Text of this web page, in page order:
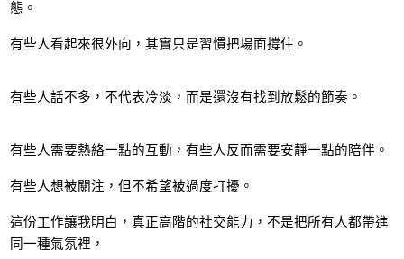
態。
有些人看起來很外向，其實只是習慣把場面撐住。
有些人話不多，不代表冷淡，而是還沒有找到放鬆的節奏。
有些人需要熱絡一點的互動，有些人反而需要安靜一點的陪伴。
有些人想被關注，但不希望被過度打擾。
這份工作讓我明白，真正高階的社交能力，不是把所有人都帶進
同一種氣氛裡，